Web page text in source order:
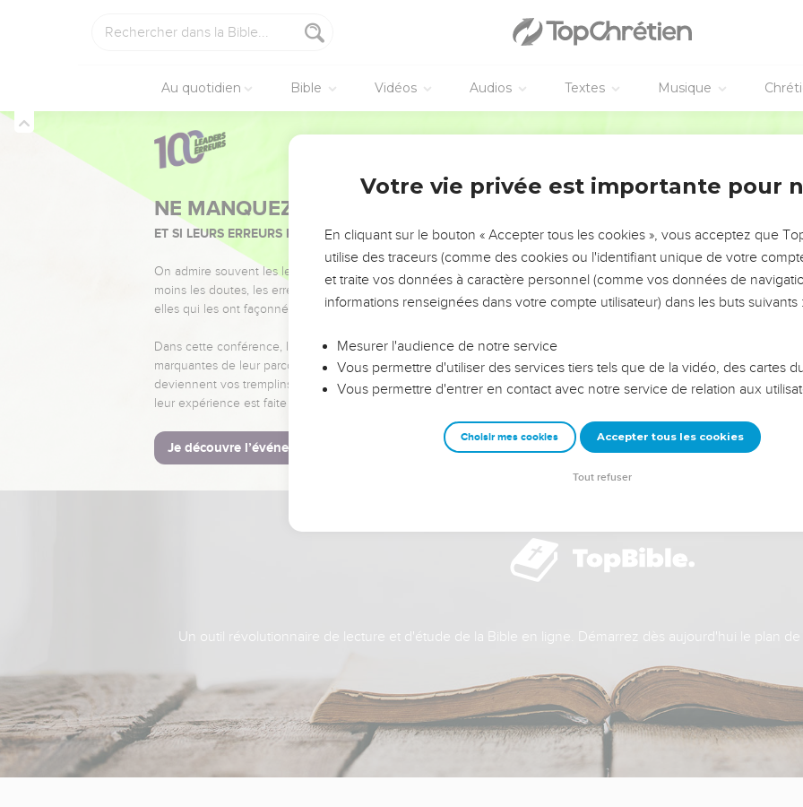
Au quotidien Bible Vidéos Audios Textes Musique
NE MANQUEZ PAS L’ÉVÉNEMENT DE L’ANNÉE !
ET SI LEURS ERREURS POUVAIENT VOUS ÉVITER LES VOTRES ?
On admire souvent les leaders pour leurs réussites, leur impact, leur foi ou leur vision. Mais on voit
moins les doutes, les erreurs et les saisons difficiles qu'ils ont traversés, alors même que ce sont
elles qui les ont façonnés.
Dans cette conférence, leaders, entrepreneurs, et responsables reviennent sur les erreurs
marquantes de leur parcours et les clés pour avancer avec plus de sagesse afin que leurs erreurs
deviennent vos tremplins. Que vous guidiez un ministère, une équipe, un groupe ou une famille,
leur expérience est faite pour vous.
Je découvre l’événement
Un outil révolutionnaire de lecture et d'étude de la Bible en ligne. Démarrez dès aujourd'hui le plan
Votre vie privée est importante pour
En cliquant sur le bouton « Accepter tous les cookies », vous acceptez que
utilise des traceurs (comme des cookies ou l'identifiant unique de votre
et traite vos données à caractère personnel (comme vos données de
informations renseignées dans votre compte utilisateur) dans les buts suivants :
Mesurer l'audience de notre service
Vous permettre d'utiliser des services tiers tels que de la vidéo, des cartes
Vous permettre d'entrer en contact avec notre service de relation aux
Choisir mes cookies Accepter tous les cookies
Tout refuser